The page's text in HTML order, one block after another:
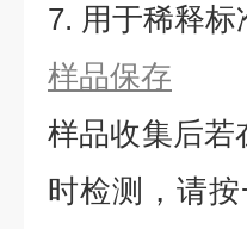
7. 用于稀释标
样品保存
样品收集后
时检测，请